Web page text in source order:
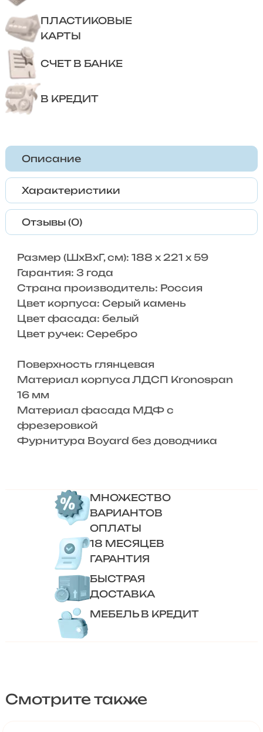
ПЛАСТИКОВЫЕ
КАРТЫ
СЧЕТ В БАНКЕ
В КРЕДИТ
Описание
Характеристики
Отзывы (0)
Размер (ШхВхГ, см): 188 х 221 х 59
Гарантия: 3 года
Страна производитель: Россия
Цвет корпуса: Серый камень
Цвет фасада: белый
Цвет ручек: Серебро
Поверхность глянцевая
Материал корпуса ЛДСП Kronospan
16 мм
Материал фасада МДФ с
фрезеровкой
Фурнитура Boyard без доводчика
МНОЖЕСТВО
ВАРИАНТОВ
ОПЛАТЫ
18 МЕСЯЦЕВ
ГАРАНТИЯ
БЫСТРАЯ
ДОСТАВКА
МЕБЕЛЬ В КРЕДИТ
Смотрите также